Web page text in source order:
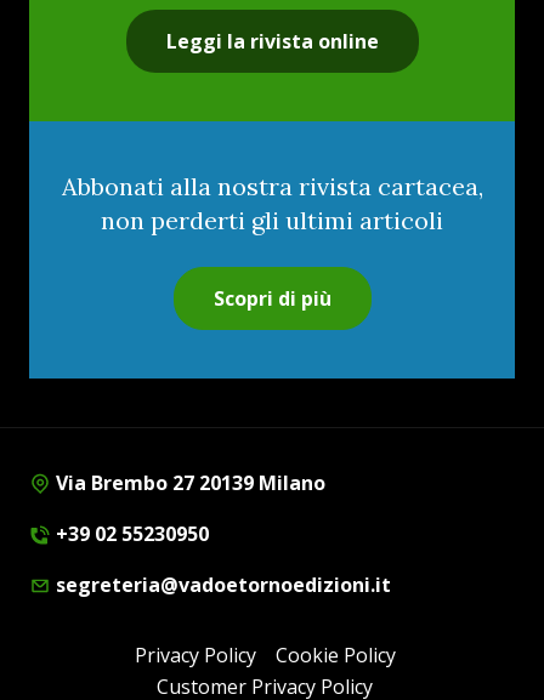
Leggi la rivista online
Abbonati alla nostra rivista cartacea,
non perderti gli ultimi articoli
Scopri di più
Via Brembo 27 20139 Milano
+39 02 55230950
segreteria@vadoetornoedizioni.it
Privacy Policy
Cookie Policy
Customer Privacy Policy